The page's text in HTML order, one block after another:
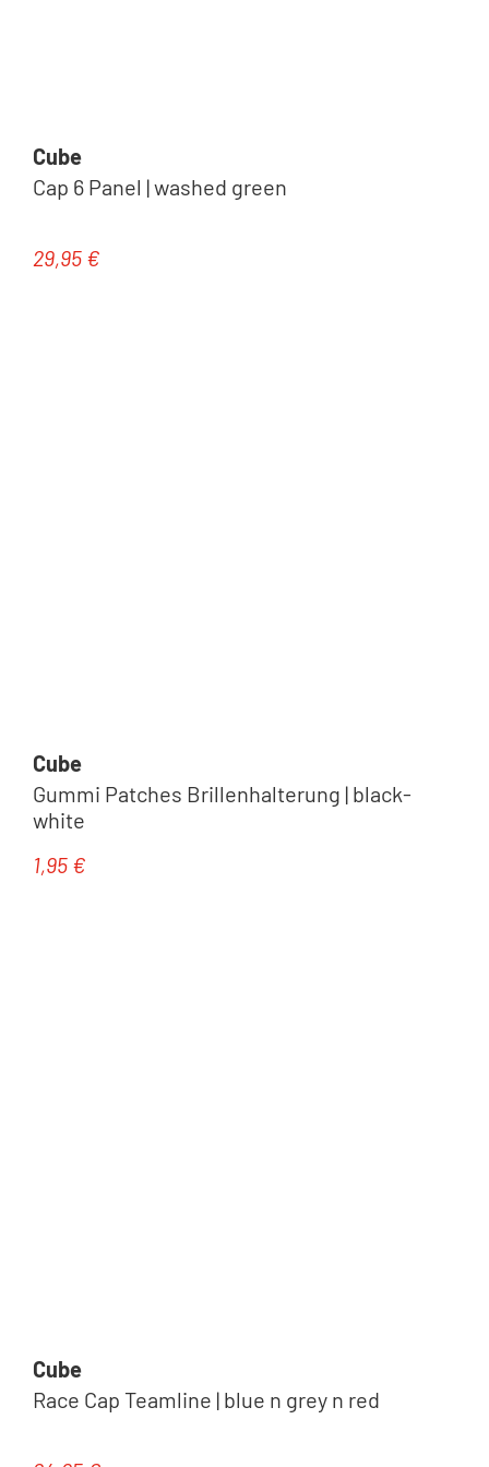
Cube
Cap 6 Panel | washed green
Regulärer Preis:
29,95 €
Cube
Gummi Patches Brillenhalterung | black-
white
Regulärer Preis:
1,95 €
Cube
Race Cap Teamline | blue n grey n red